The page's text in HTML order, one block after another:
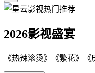
2026影视盛宴
《热辣滚烫》《繁花》